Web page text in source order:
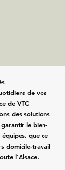
de vos
de VTC
des solutions
le bien-
que ce
domicile-travail
l’Alsace.